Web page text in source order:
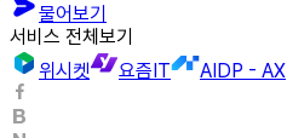
물어보기
서비스 전체보기
위시켓
요즘IT AIDP - AX